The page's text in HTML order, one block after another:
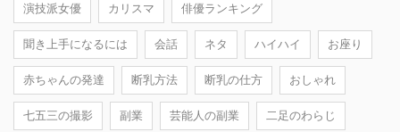
演技派女優 カリスマ 俳優ランキング
聞き上手になるには 会話 ネタ ハイハイ お座り
赤ちゃんの発達 断乳方法 断乳の仕方 おしゃれ
七五三の撮影 副業 芸能人の副業 二足のわらじ